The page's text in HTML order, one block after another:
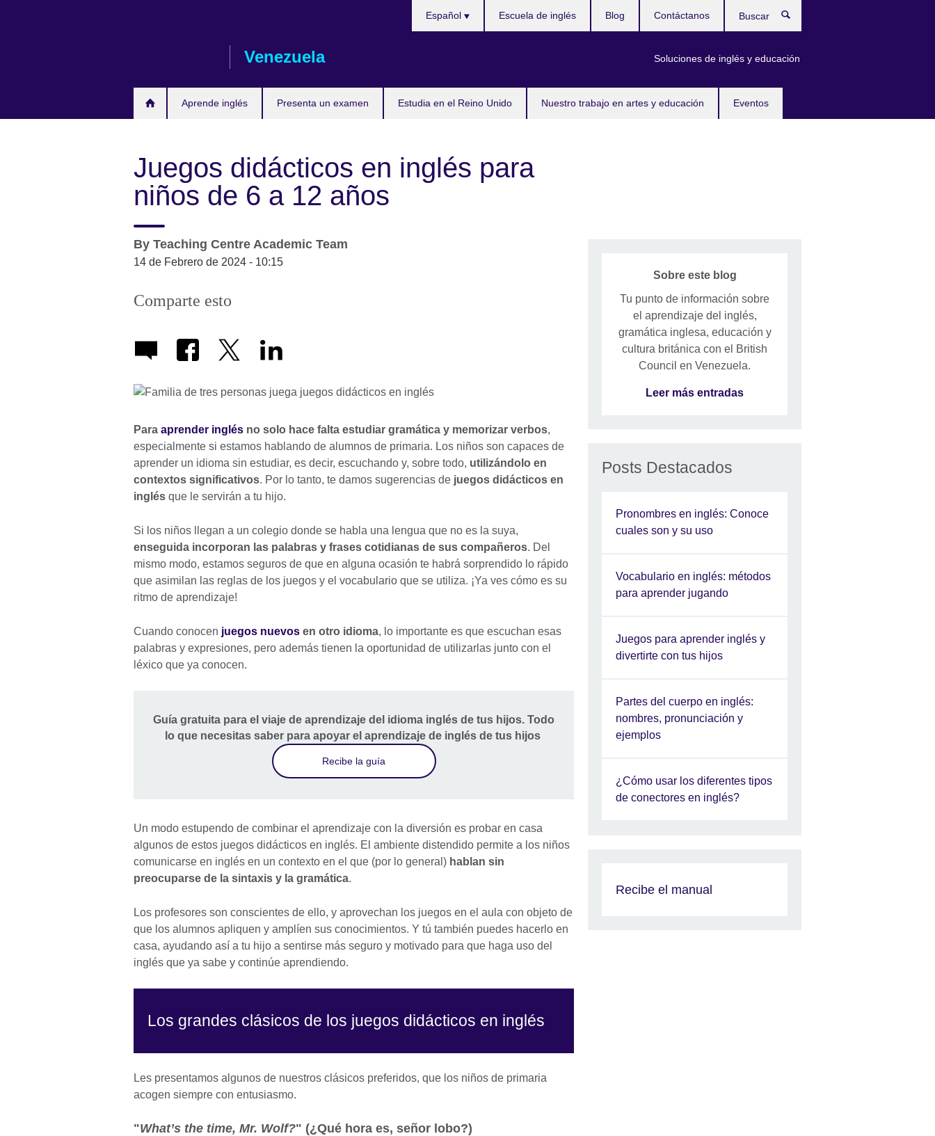
Venezuela
Aprende inglés Presenta un examen Estudia en el Reino Unido Nuestro trabajo en artes y educación Eventos
Español
Soluciones de inglés y educación
Escuela de inglés Blog Contáctanos
Juegos didácticos en inglés para
niños de 6 a 12 años
By Teaching Centre Academic Team
14 de Febrero de 2024 - 10:15
Comparte esto
Para aprender inglés no solo hace falta estudiar gramática y memorizar verbos,
especialmente si estamos hablando de alumnos de primaria. Los niños son capaces de
aprender un idioma sin estudiar, es decir, escuchando y, sobre todo, utilizándolo en
contextos significativos. Por lo tanto, te damos sugerencias de juegos didácticos en
inglés que le servirán a tu hijo.
Si los niños llegan a un colegio donde se habla una lengua que no es la suya,
enseguida incorporan las palabras y frases cotidianas de sus compañeros. Del
mismo modo, estamos seguros de que en alguna ocasión te habrá sorprendido lo rápido
que asimilan las reglas de los juegos y el vocabulario que se utiliza. ¡Ya ves cómo es su
ritmo de aprendizaje!
Cuando conocen juegos nuevos en otro idioma, lo importante es que escuchan esas
palabras y expresiones, pero además tienen la oportunidad de utilizarlas junto con el
léxico que ya conocen.
Guía gratuita para el viaje de aprendizaje del idioma inglés de tus hijos. Todo
lo que necesitas saber para apoyar el aprendizaje de inglés de tus hijos
Recibe la guía
Un modo estupendo de combinar el aprendizaje con la diversión es probar en casa
algunos de estos juegos didácticos en inglés. El ambiente distendido permite a los niños
comunicarse en inglés en un contexto en el que (por lo general) hablan sin
preocuparse de la sintaxis y la gramática.
Los profesores son conscientes de ello, y aprovechan los juegos en el aula con objeto de
que los alumnos apliquen y amplíen sus conocimientos. Y tú también puedes hacerlo en
casa, ayudando así a tu hijo a sentirse más seguro y motivado para que haga uso del
inglés que ya sabe y continúe aprendiendo.
Los grandes clásicos de los juegos didácticos en inglés
Les presentamos algunos de nuestros clásicos preferidos, que los niños de primaria
acogen siempre con entusiasmo.
"What’s the time, Mr. Wolf?" (¿Qué hora es, señor lobo?)
Sobre este blog
Tu punto de información sobre
el aprendizaje del inglés,
gramática inglesa, educación y
cultura británica con el British
Council en Venezuela.
Leer más entradas
Posts Destacados
Pronombres en inglés: Conoce
cuales son y su uso
Vocabulario en inglés: métodos
para aprender jugando
Juegos para aprender inglés y
divertirte con tus hijos
Partes del cuerpo en inglés:
nombres, pronunciación y
ejemplos
¿Cómo usar los diferentes tipos
de conectores en inglés?
Recibe el manual